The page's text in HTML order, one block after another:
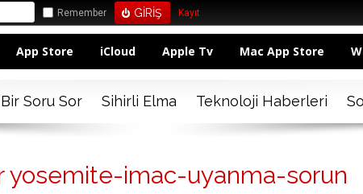
Remember Kayıt
App Store iCloud Apple Tv Mac App Store
Bir Soru Sor Sihirli Elma Teknoloji Haberleri
yosemite-imac-uyanma-sorun